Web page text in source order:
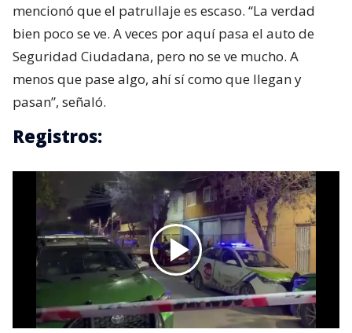
mencionó que el patrullaje es escaso. “La verdad
bien poco se ve. A veces por aquí pasa el auto de
Seguridad Ciudadana, pero no se ve mucho. A
menos que pase algo, ahí sí como que llegan y
pasan”, señaló.
Registros: